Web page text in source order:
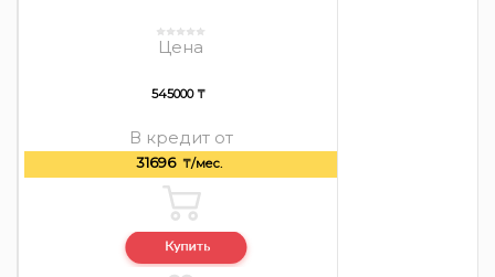
Цена
545000 ₸
В кредит от
31696 ₸/мес.